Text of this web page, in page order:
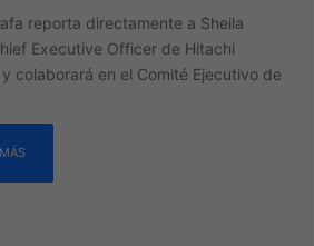
reporta directamente a Sheila
Executive Officer de Hitachi
colaborará en el Comité Ejecutivo de